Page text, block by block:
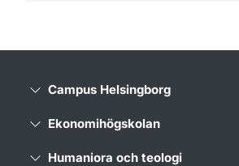
Campus Helsingborg
Ekonomihögskolan
Humaniora och teologi